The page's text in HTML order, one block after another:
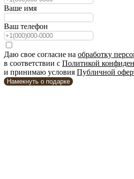
Ваше имя
Ваш телефон
Даю свое согласие на обработку
в соответствии с Политикой
и принимаю условия Публичной
Намекнуть о подарке